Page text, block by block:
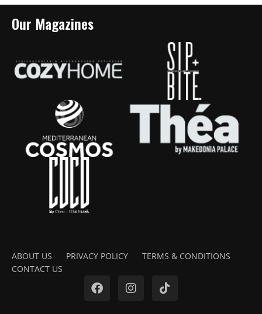
Our Magazines
ABOUT US PRIVACY POLICY
TERMS & CONDITIONS
CONTACT US